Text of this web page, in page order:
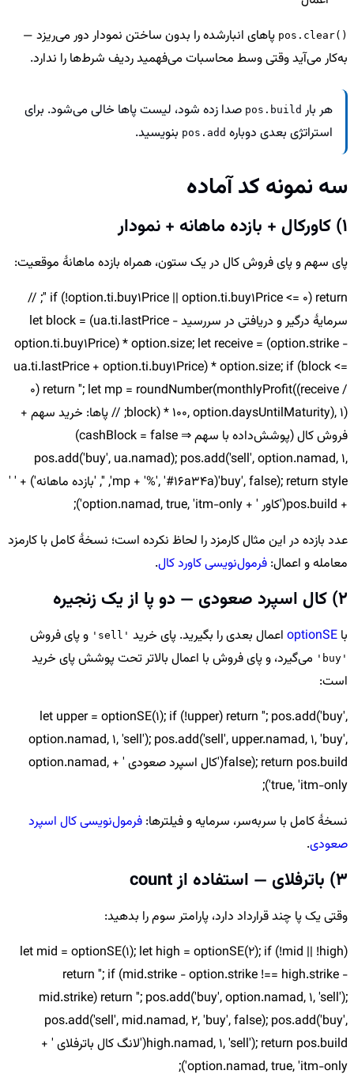
pos.clear() پاهای انبارشده را بدون ساختن نمودار دور می‌ریزد —
به‌کار می‌آید وقتی وسط محاسبات می‌فهمید ردیف شرط‌ها را ندارد.
هر بار pos.build صدا زده شود، لیست پاها خالی می‌شود. برای
استراتژی بعدی دوباره pos.add بنویسید.
سه نمونه کد آماده
1) کاورکال + بازده ماهانه + نمودار
پای سهم و پای فروش کال در یک ستون، همراه بازده ماهانهٔ موقعیت:
if (!option.ti.buy1Price || option.ti.buy1Price <= 0) return ''; //
سرمایهٔ درگیر و دریافتی در سررسید let block = (ua.ti.lastPrice -
option.ti.buy1Price) * option.size; let receive = (option.strike -
ua.ti.lastPrice + option.ti.buy1Price) * option.size; if (block <=
0) return ''; let mp = roundNumber(monthlyProfit((receive /
block) * 100, option.daysUntilMaturity), 1); // پاها: خرید سهم +
فروش کال (پوشش‌داده با سهم ⇒ cashBlock = false)
pos.add('buy', ua.namad); pos.add('sell', option.namad, 1,
'buy', false); return style(mp + '%', '#16a34a', '', 'بازده ماهانه') + ' '
+ pos.build('کاور ' + option.namad, true, 'itm-only');
عدد بازده در این مثال کارمزد را لحاظ نکرده است؛ نسخهٔ کامل با کارمزد
معامله و اعمال: فرمول‌نویسی کاورد کال.
2) کال اسپرد صعودی — دو پا از یک زنجیره
با optionSE اعمال بعدی را بگیرید. پای خرید 'sell' و پای فروش
'buy' می‌گیرد، و پای فروش با اعمال بالاتر تحت پوشش پای خرید
است:
let upper = optionSE(1); if (!upper) return ''; pos.add('buy',
option.namad, 1, 'sell'); pos.add('sell', upper.namad, 1, 'buy',
false); return pos.build('کال اسپرد صعودی ' + option.namad,
true, 'itm-only');
نسخهٔ کامل با سربه‌سر، سرمایه و فیلترها: فرمول‌نویسی کال اسپرد
صعودی.
3) باترفلای — استفاده از count
وقتی یک پا چند قرارداد دارد، پارامتر سوم را بدهید:
let mid = optionSE(1); let high = optionSE(2); if (!mid || !high)
return ''; if (mid.strike - option.strike !== high.strike -
mid.strike) return ''; pos.add('buy', option.namad, 1, 'sell');
pos.add('sell', mid.namad, 2, 'buy', false); pos.add('buy',
high.namad, 1, 'sell'); return pos.build('لانگ کال باترفلای ' +
option.namad, true, 'itm-only');